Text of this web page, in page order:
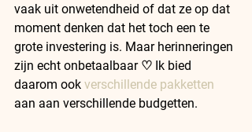
vaak uit onwetendheid of dat ze op dat
moment denken dat het toch een te
grote investering is. Maar herinneringen
zijn echt onbetaalbaar ♡ Ik bied
daarom ook verschillende pakketten
aan aan verschillende budgetten.